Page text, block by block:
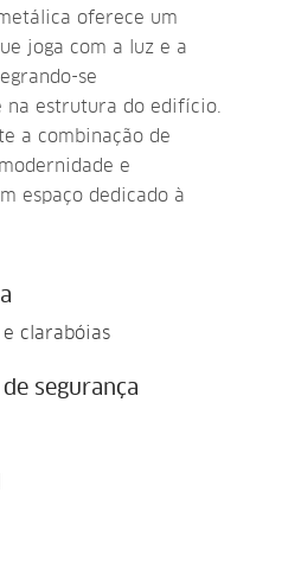
oferece um
joga com a luz e a
se
na estrutura do edifício.
a combinação de
e
espaço dedicado à
e clarabóias
segurança